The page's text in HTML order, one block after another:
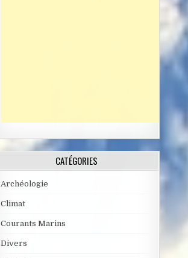
CATÉGORIES
Archéologie
Climat
Courants Marins
Divers